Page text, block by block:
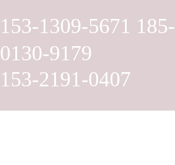
153-1309-5671 185-
0130-9179
153-2191-0407